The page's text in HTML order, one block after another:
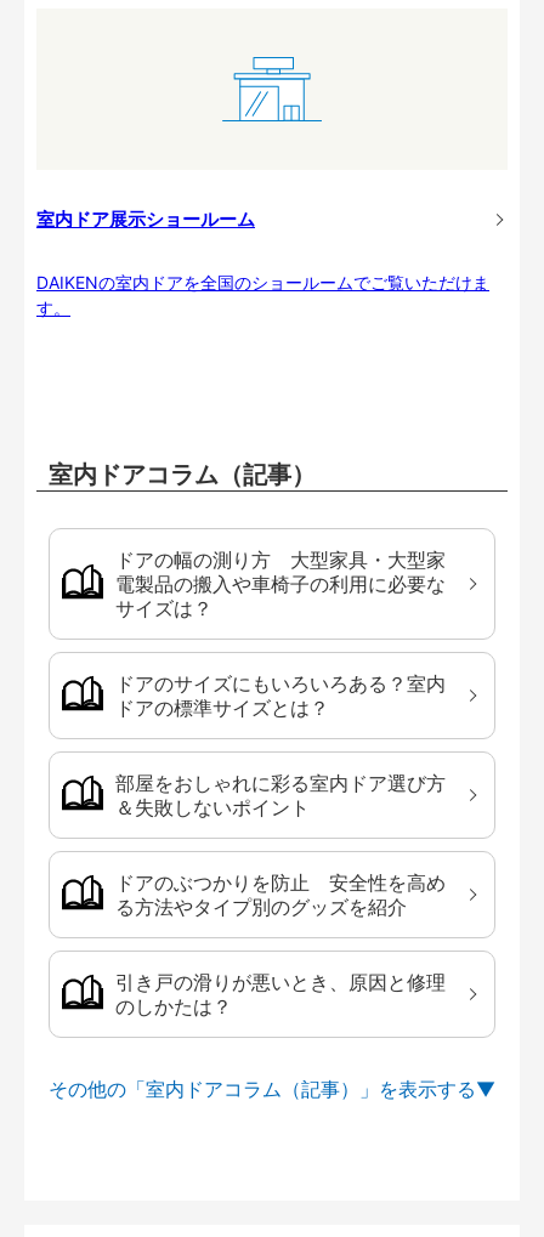
室内ドア展示ショールーム
DAIKENの室内ドアを全国のショールームでご覧いただけま
す。
室内ドアコラム（記事）
ドアの幅の測り方 大型家具・大型家
電製品の搬入や車椅子の利用に必要な
サイズは？
ドアのサイズにもいろいろある？室内
ドアの標準サイズとは？
部屋をおしゃれに彩る室内ドア選び方
＆失敗しないポイント
ドアのぶつかりを防止 安全性を高め
る方法やタイプ別のグッズを紹介
引き戸の滑りが悪いとき、原因と修理
のしかたは？
その他の「室内ドアコラム（記事）」を